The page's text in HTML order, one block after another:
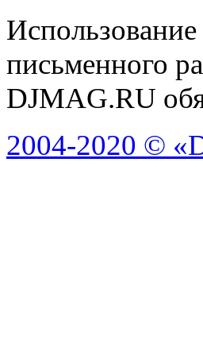
письменного
DJMAG.RU
2004-2020 ©